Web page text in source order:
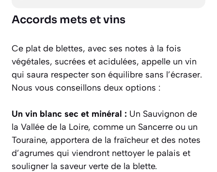
Accords mets et vins
Ce plat de blettes, avec ses notes à la fois
végétales, sucrées et acidulées, appelle un vin
qui saura respecter son équilibre sans l’écraser.
Nous vous conseillons deux options :
Un vin blanc sec et minéral : Un Sauvignon de
la Vallée de la Loire, comme un Sancerre ou un
Touraine, apportera de la fraîcheur et des notes
d’agrumes qui viendront nettoyer le palais et
souligner la saveur verte de la blette.